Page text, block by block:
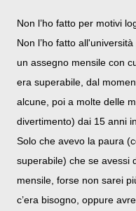
Non l’ho fatto per motivi
Non l’ho fatto
un assegno mensile con
era superabile, dal
alcune, poi a molte delle
divertimento) dai 15 anni
Solo che avevo la paura
superabile) che se avessi
mensile, forse non sarei
c’era bisogno, oppure